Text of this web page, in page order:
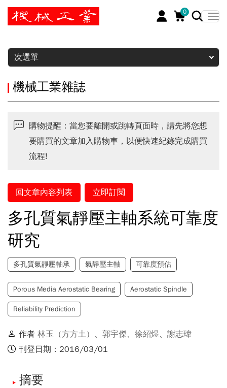
0
暫停
次選單
機械工業雜誌
購物提醒：當您要離開或跳轉頁面時，請先將您想
要購買的文章加入購物車，以便快速紀錄完成購買
流程!
回文章內容列表 立即訂閱
多孔質氣靜壓主軸系統可靠度
研究
多孔質氣靜壓軸承 氣靜壓主軸 可靠度預估
Porous Media Aerostatic Bearing Aerostatic Spindle
Reliability Prediction
作者 林玉（方方土） 、 郭宇傑、 徐紹煜、 謝志瑋
刊登日期：2016/03/01
摘要